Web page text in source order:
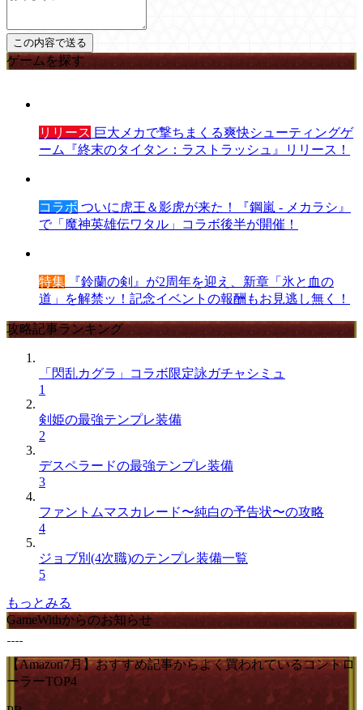
ゲームを探す
リリース 巨大メカで撃ちまくる爽快シューティングゲ
ーム『終末のタイタン：ラストラッシュ』リリース！
コラボ ついに虎王＆影虎が来た！『鋼嵐 - メカラシ』
で「魔神英雄伝ワタル」コラボ後半が開催！
特集 『鈴蘭の剣』が2周年を迎え、新章「氷と血の
道」を解禁ッ！記念イベントの報酬もお見逃し無く！
攻略記事ランキング
「閃乱カグラ」コラボ限定詠ガチャシミュ
1
剣姫の最強テンプレ装備
2
デスペラードの最強テンプレ装備
3
ファントムマスカレード〜純白の予告状〜の攻略
4
ジョブ別(4次職)のテンプレ装備一覧
5
もっとみる
GameWithからのお知らせ
【Amazon7月】おすすめ記事からよく買われているコントロ
ーラーTOP4